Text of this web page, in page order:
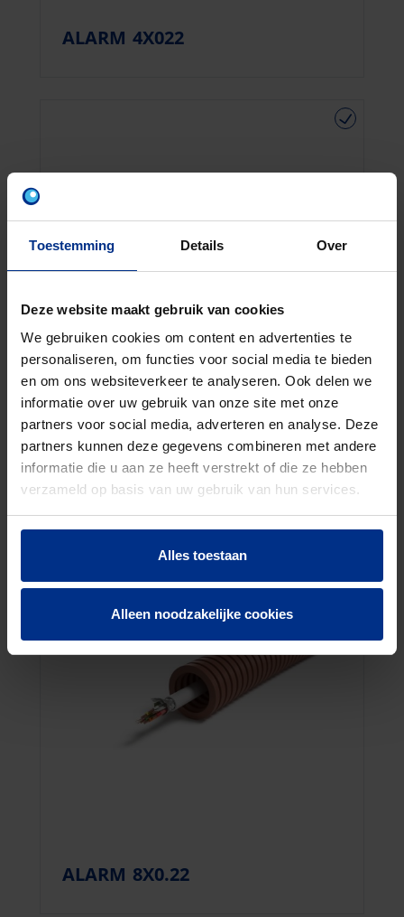
Toestemming Details Over
Deze website maakt gebruik van cookies
We gebruiken cookies om content en advertenties te
personaliseren, om functies voor social media te bieden
en om ons websiteverkeer te analyseren. Ook delen we
informatie over uw gebruik van onze site met onze
partners voor social media, adverteren en analyse. Deze
partners kunnen deze gegevens combineren met andere
informatie die u aan ze heeft verstrekt of die ze hebben
verzameld op basis van uw gebruik van hun services.
Alles toestaan
Alleen noodzakelijke cookies
ALARM 4X022
ALARM 6X0.22
ALARM 8X0.22